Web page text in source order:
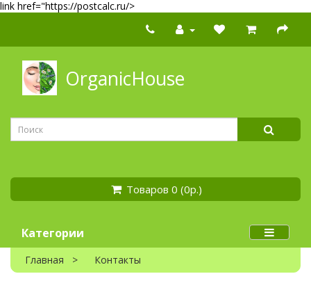
link href="https://postcalc.ru/>
OrganicHouse
Товаров 0 (0р.)
Категории
Главная Контакты